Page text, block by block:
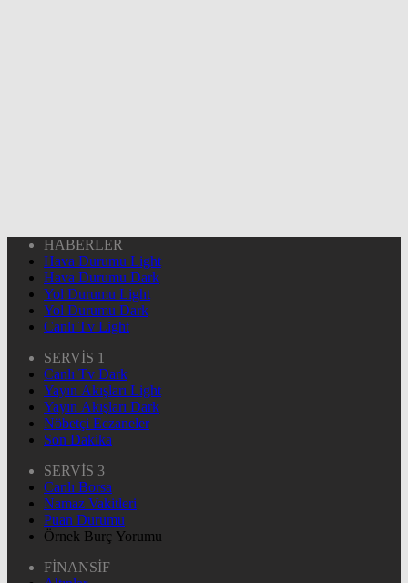
HABERLER
Hava Durumu Light
Hava Durumu Dark
Yol Durumu Light
Yol Durumu Dark
Canlı Tv Light
SERVİS 1
Canlı Tv Dark
Yayın Akışları Light
Yayın Akışları Dark
Nöbetçi Eczaneler
Son Dakika
SERVİS 3
Canlı Borsa
Namaz Vakitleri
Puan Durumu
Örnek Burç Yorumu
FİNANSİF